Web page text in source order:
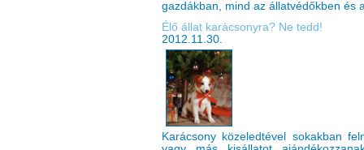
gazdákban, mind az állatvédőkben és
Élő állat karácsonyra? Ne tedd!
2012.11.30.
Karácsony közeledtével sokakban